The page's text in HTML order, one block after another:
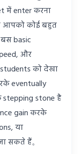
में enter करना
आपको कोई बहुत
basic
और
को देखा
eventually
stone है
gain करके
या
सकते हैं。